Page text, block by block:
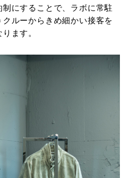
にすることで、ラボに常駐
ルーからきめ細かい接客を
ます。